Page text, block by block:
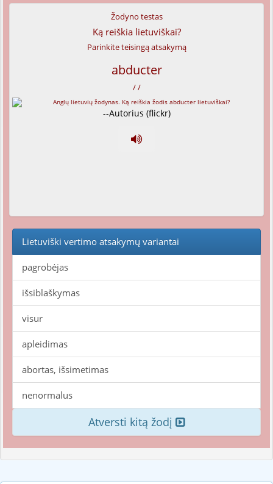
Žodyno testas
Ką reiškia lietuviškai?
Parinkite teisingą atsakymą
abducter
/ /
--Autorius (flickr)
Lietuviški vertimo atsakymų variantai
pagrobėjas
išsiblaškymas
visur
apleidimas
abortas, išsimetimas
nenormalus
Atversti kitą žodį